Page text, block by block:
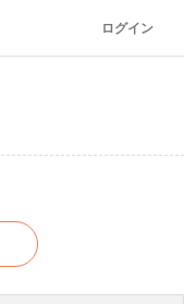
ログイン